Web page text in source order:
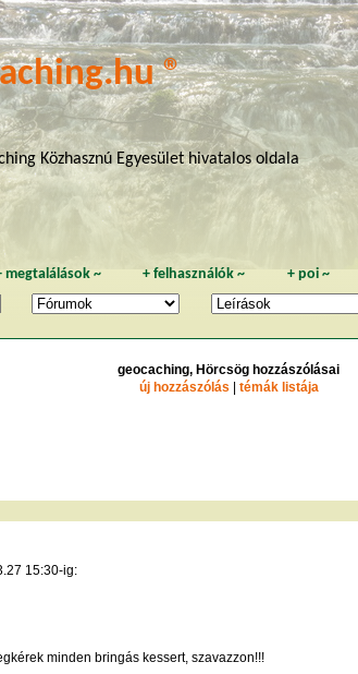
®
Közhasznú Egyesület hivatalos oldala
megtalálások~ +felhasználók ~ + poi~
geocaching, Hörcsög hozzászólásai
új hozzászólás
témák listája
15:30-ig:
minden bringás kessert, szavazzon!!!